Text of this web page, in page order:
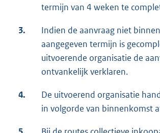
termijn van 4 weken te
3.
Indien de aanvraag niet
aangegeven termijn is
uitvoerende organisatie de
ontvankelijk verklaren.
4.
De uitvoerend organisatie
in volgorde van binnenkomst